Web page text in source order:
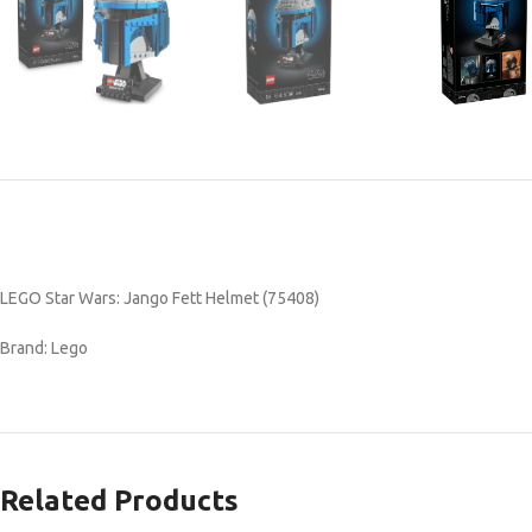
LEGO Star Wars: Jango Fett Helmet (75408)
Brand: Lego
Related Products